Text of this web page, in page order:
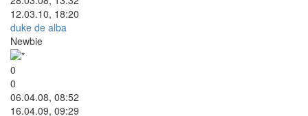
12.03.10, 18:20
duke de alba
Newbie
0
0
06.04.08, 08:52
16.04.09, 09:29